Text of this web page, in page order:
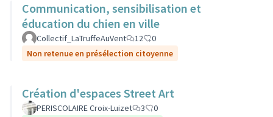
Communication, sensibilisation et
éducation du chien en ville
Collectif_LaTruffeAuVent 12
0
Non retenue en présélection citoyenne
Création d'espaces Street Art
PERISCOLAIRE Croix-Luizet 3
0